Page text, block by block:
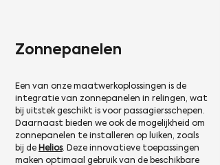
Zonnepanelen
Een van onze maatwerkoplossingen is de
integratie van zonnepanelen in relingen, wat
bij uitstek geschikt is voor passagiersschepen.
Daarnaast bieden we ook de mogelijkheid om
zonnepanelen te installeren op luiken, zoals
bij de Helios. Deze innovatieve toepassingen
maken optimaal gebruik van de beschikbare